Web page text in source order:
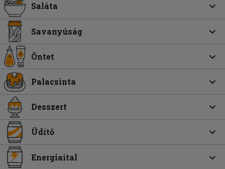
Saláta
Savanyúság
Öntet
Palacsinta
Desszert
Üdítő
Energiaital